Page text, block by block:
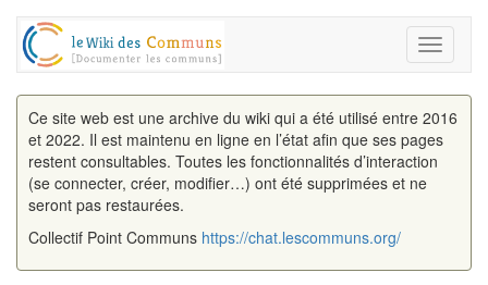
Toggle
Ce site web est une archive du wiki qui a été utilisé entre 2016
et 2022. Il est maintenu en ligne en l’état afin que ses pages
restent consultables. Toutes les fonctionnalités d’interaction
(se connecter, créer, modifier…) ont été supprimées et ne
seront pas restaurées.
Collectif Point Communs https://chat.lescommuns.org/